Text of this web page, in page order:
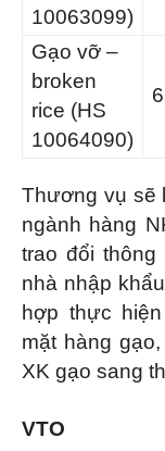
10063099)
Gạo vỡ –
broken
rice (HS
10064090)
Thương vụ sẽ
ngành hàng
trao đổi
nhà nhập
hợp thực
mặt hàng
XK gạo sang
VTO